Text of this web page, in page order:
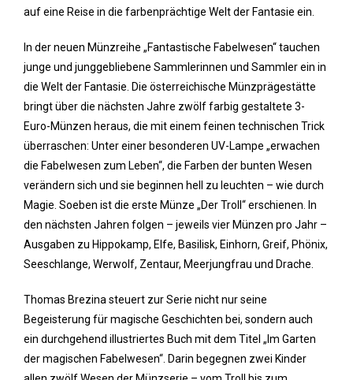
auf eine Reise in die farbenprächtige Welt der Fantasie ein.
In der neuen Münzreihe „Fantastische Fabelwesen“ tauchen
junge und junggebliebene Sammlerinnen und Sammler ein in
die Welt der Fantasie. Die österreichische Münzprägestätte
bringt über die nächsten Jahre zwölf farbig gestaltete 3-
Euro-Münzen heraus, die mit einem feinen technischen Trick
überraschen: Unter einer besonderen UV-Lampe „erwachen
die Fabelwesen zum Leben“, die Farben der bunten Wesen
verändern sich und sie beginnen hell zu leuchten – wie durch
Magie. Soeben ist die erste Münze „Der Troll“ erschienen. In
den nächsten Jahren folgen – jeweils vier Münzen pro Jahr –
Ausgaben zu Hippokamp, Elfe, Basilisk, Einhorn, Greif, Phönix,
Seeschlange, Werwolf, Zentaur, Meerjungfrau und Drache.
Thomas Brezina steuert zur Serie nicht nur seine
Begeisterung für magische Geschichten bei, sondern auch
ein durchgehend illustriertes Buch mit dem Titel „Im Garten
der magischen Fabelwesen“. Darin begegnen zwei Kinder